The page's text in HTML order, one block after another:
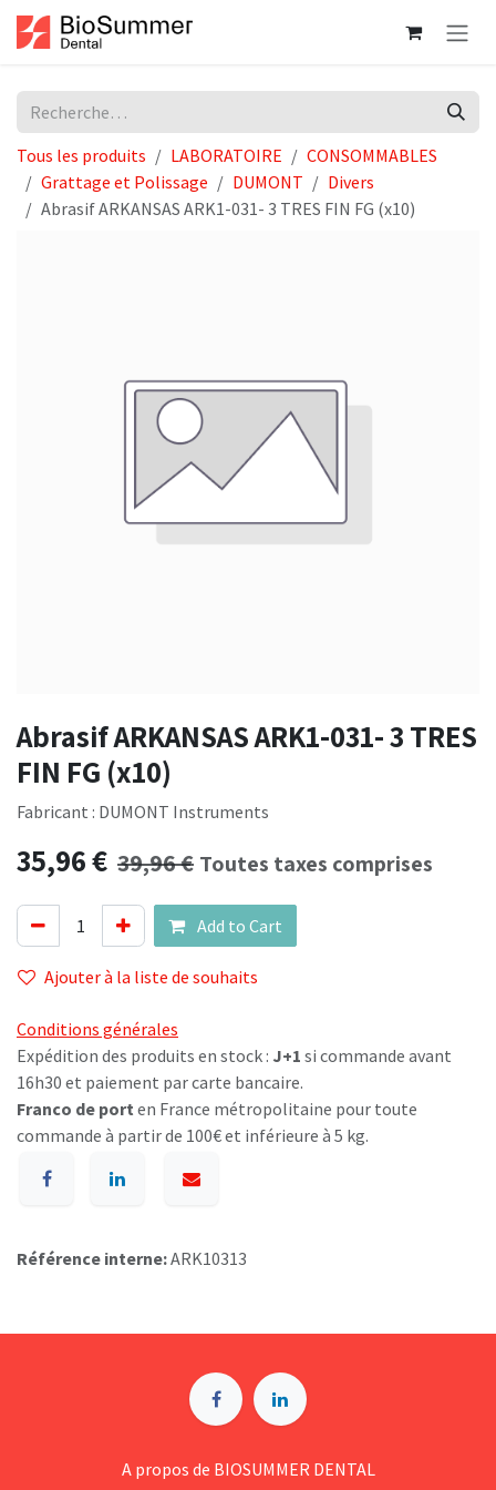
Se rendre au contenu
Tous les produits LABORATOIRE
CONSOMMABLES
Grattage et Polissage
DUMONT
Divers
Abrasif ARKANSAS ARK1-031- 3 TRES FIN FG (x10)
Abrasif ARKANSAS ARK1-031- 3 TRES
FIN FG (x10)
Fabricant : DUMONT Instruments
35,96€ 39,96€ Toutes taxes comprises
Add to Cart
Ajouter à la liste de souhaits
Conditions générales
Expédition des produits en stock : J+1 si commande avant
16h30 et paiement par carte bancaire.
Franco de port en France métropolitaine pour toute
commande à partir de 100€ et inférieure à 5 kg.
Référence interne:ARK10313
A p​ropos de BIOSUMMER DENTAL